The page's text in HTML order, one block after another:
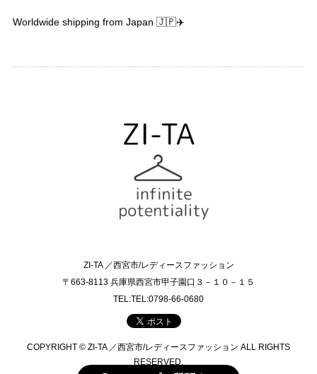
Worldwide shipping from Japan 🇯🇵✈️
ZI-TA ／西宮市/レディースファッション
〒663-8113 兵庫県西宮市甲子園口３－１０－１５
TEL:TEL:0798-66-0680
COPYRIGHT © ZI-TA ／西宮市/レディースファッション ALL RIGHTS
RESERVED.